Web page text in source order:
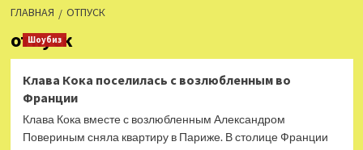
ГЛАВНАЯ ОТПУСК
отпуск
Шоубиз
Клава Кока поселилась с возлюбленным во
Франции
Клава Кока вместе с возлюбленным Александром
Повериным сняла квартиру в Париже. В столице Франции